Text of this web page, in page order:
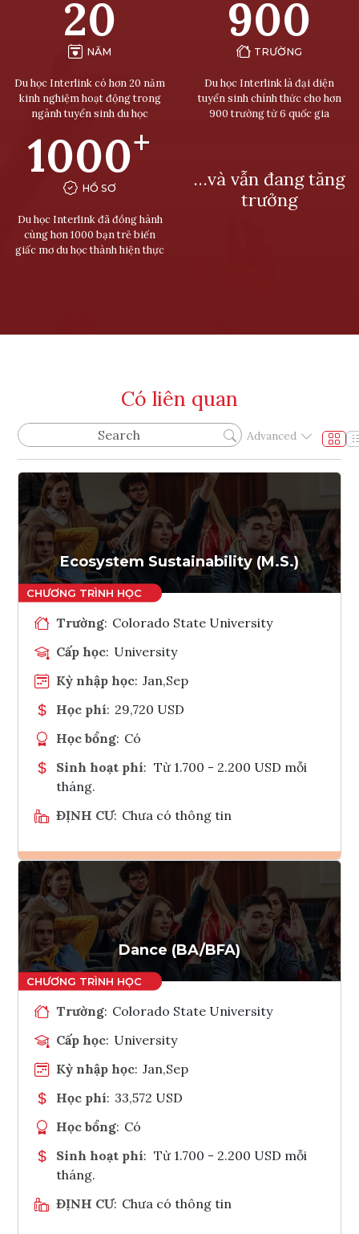
20
NĂM
Du học Interlink có hơn 20 năm
kinh nghiệm hoạt động trong
ngành tuyển sinh du học
900
TRƯỜNG
Du học Interlink là đại diện
tuyển sinh chính thức cho hơn
900 trường từ 6 quốc gia
1000+
HỒ SƠ
Du học Interlink đã đồng hành
cùng hơn 1000 bạn trẻ biến
giấc mơ du học thành hiện thực
…và vẫn đang tăng
trưởng
Có liên quan
Advanced
Ecosystem Sustainability (M.S.)
Trường: Colorado State University
Cấp học: University
Kỳ nhập học: Jan,Sep
Học phí: 29,720 USD
Học bổng: Có
Sinh hoạt phí: Từ 1.700 - 2.200 USD mỗi
tháng.
ĐỊNH CƯ: Chưa có thông tin
Ghi danh
Tham vấn Interlink
Dance (BA/BFA)
Trường: Colorado State University
Cấp học: University
Kỳ nhập học: Jan,Sep
Học phí: 33,572 USD
Học bổng: Có
Sinh hoạt phí: Từ 1.700 - 2.200 USD mỗi
tháng.
ĐỊNH CƯ: Chưa có thông tin